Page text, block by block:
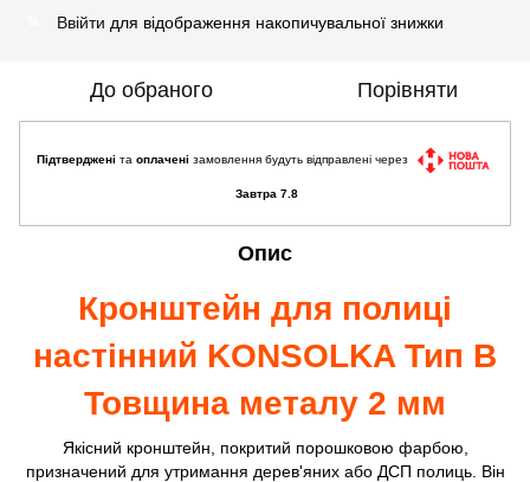
Ввійти для відображення накопичувальної знижки
До обраного Порівняти
Підтверджені та оплачені замовлення будуть відправлені через
Завтра 7.8
Опис
Кронштейн для полиці
настінний KONSOLKA Тип B
Товщина металу 2 мм
Якісний кронштейн, покритий порошковою фарбою,
призначений для утримання дерев'яних або ДСП полиць. Він